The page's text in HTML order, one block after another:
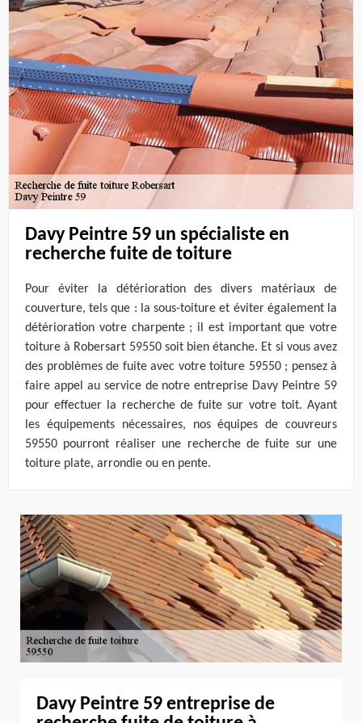
Davy Peintre 59 un spécialiste en
recherche fuite de toiture
Pour éviter la détérioration des divers matériaux de
couverture, tels que : la sous-toiture et éviter également la
détérioration votre charpente ; il est important que votre
toiture à Robersart 59550 soit bien étanche. Et si vous avez
des problèmes de fuite avec votre toiture 59550 ; pensez à
faire appel au service de notre entreprise Davy Peintre 59
pour effectuer la recherche de fuite sur votre toit. Ayant
les équipements nécessaires, nos équipes de couvreurs
59550 pourront réaliser une recherche de fuite sur une
toiture plate, arrondie ou en pente.
Davy Peintre 59 entreprise de